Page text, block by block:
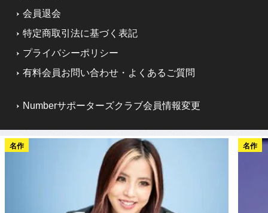
会員退会
特定商取引法に基づく表記
プライバシーポリシー
有料会員お問い合わせ・よくあるご質問
Numberサポーターズクラブ会員情報変更
名作 名作